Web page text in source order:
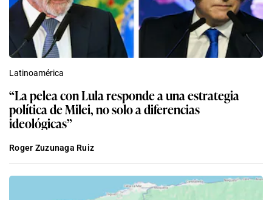
Latinoamérica
“La pelea con Lula responde a una estrategia
política de Milei, no solo a diferencias
ideológicas”
Roger Zuzunaga Ruiz